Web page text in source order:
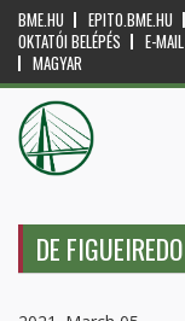
BME.HU EPITO.BME.HU
OKTATÓI BELÉPÉS
E-MAIL
MAGYAR
DE